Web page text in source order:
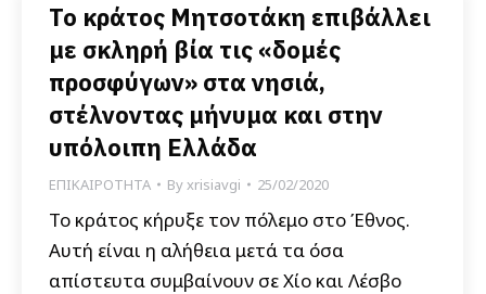
Το κράτος Μητσοτάκη επιβάλλει
με σκληρή βία τις «δομές
προσφύγων» στα νησιά,
στέλνοντας μήνυμα και στην
υπόλοιπη Ελλάδα
ΕΠΙΚΑΙΡΟΤΗΤΑ Byxrisiavgi 25/02/2020
Το κράτος κήρυξε τον πόλεμο στο Έθνος.
Αυτή είναι η αλήθεια μετά τα όσα
απίστευτα συμβαίνουν σε Χίο και Λέσβο